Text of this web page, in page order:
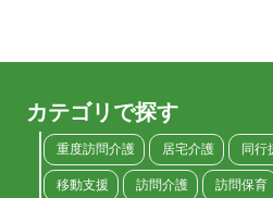
カテゴリで探す
重度訪問介護 居宅介護 同行
移動支援 訪問介護 訪問保育